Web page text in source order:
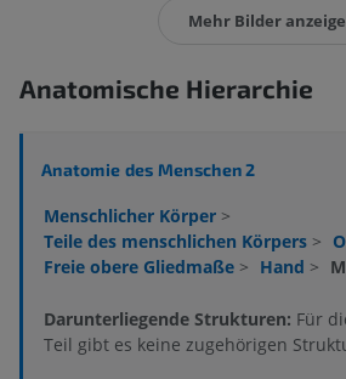
Mehr Bilder
Anatomische Hierarchie
Anatomie des Menschen 2
Menschlicher Körper >
Teile des menschlichen Körpers >
Freie obere Gliedmaße > Hand >
Darunterliegende Strukturen: Für
Teil gibt es keine zugehörigen